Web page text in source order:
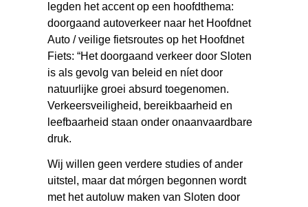
legden het accent op een hoofdthema:
doorgaand autoverkeer naar het Hoofdnet
Auto / veilige fietsroutes op het Hoofdnet
Fiets: “Het doorgaand verkeer door Sloten
is als gevolg van beleid en níet door
natuurlijke groei absurd toegenomen.
Verkeersveiligheid, bereikbaarheid en
leefbaarheid staan onder onaanvaardbare
druk.
Wij willen geen verdere studies of ander
uitstel, maar dat mórgen begonnen wordt
met het autoluw maken van Sloten door